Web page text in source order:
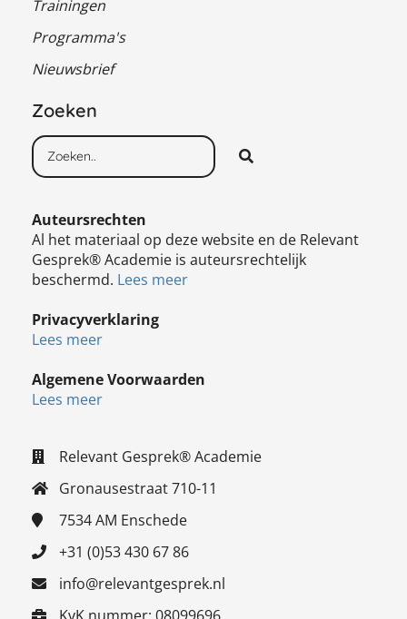
Trainingen
Programma's
Nieuwsbrief
Zoeken
Auteursrechten
Al het materiaal op deze website en de Relevant
Gesprek® Academie is auteursrechtelijk
beschermd. Lees meer
Privacyverklaring
Lees meer
Algemene Voorwaarden
Lees meer
Relevant Gesprek® Academie
Gronausestraat 710-11
7534 AM Enschede
+31 (0)53 430 67 86
info@relevantgesprek.nl